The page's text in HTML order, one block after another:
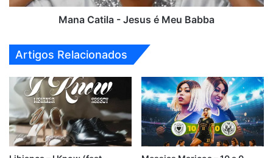
Mana Catila - Jesus é Meu Babba
Artigos Relacionados